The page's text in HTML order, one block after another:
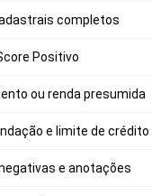
completos
Positivo
ou renda presumida
e limite de crédito
e anotações